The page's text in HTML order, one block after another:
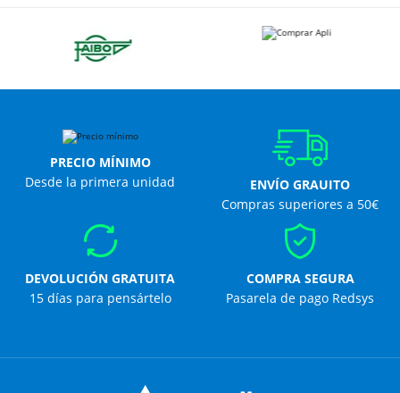
PRECIO MÍNIMO
Desde la primera unidad
ENVÍO GRAUITO
Compras superiores a 50€
DEVOLUCIÓN GRATUITA
15 días para pensártelo
COMPRA SEGURA
Pasarela de pago Redsys